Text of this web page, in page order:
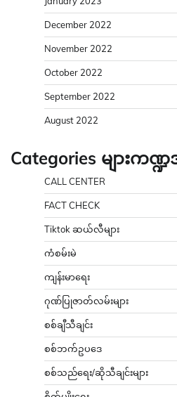
December 2022
November 2022
October 2022
September 2022
August 2022
Categories များက
CALL CENTER
FACT CHECK
Tiktok ဆယ်လီများ
ကံစမ်းမဲ
ကျန်းမာရေး
ဂုဏ်ပြုဇာတ်လမ်းများ
စစ်ချီသီချင်း
စစ်ဘက်ဥပဒေ
စစ်သည်ရေး/ဆိုသီချင်းများ